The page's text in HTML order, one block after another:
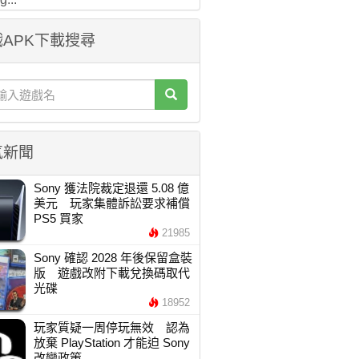
下載搜尋
聞
Sony 獲法院裁定退還 5.08 億
美元 玩家集體訴訟要求補償
PS5 買家
21985
Sony 確認 2028 年後保留盒裝
版 遊戲改附下載兌換碼取代
光碟
18952
玩家質疑一周停玩無效 認為
放棄 PlayStation 才能迫 Sony